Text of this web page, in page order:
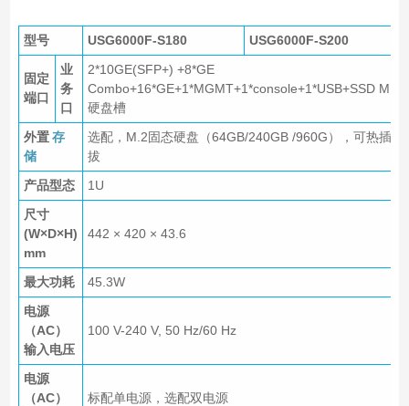
型号 USG6000F-S180 USG6000F-S200
固定
端口
业
务
口
2*10GE(SFP+) +8*GE
Combo+16*GE+1*MGMT+1*console+1*USB+SSD M.2
硬盘槽
外置 存
储
选配，M.2固态硬盘（64GB/240GB /960G），可热插
拔
产品型态
1U
尺寸
(W×D×H)
mm
442 × 420 × 43.6
最大功耗
45.3W
电源
（AC）
输入电压
100 V-240 V, 50 Hz/60 Hz
电源
（AC）
标配单电源，选配双电源